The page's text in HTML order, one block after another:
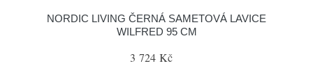
NORDIC LIVING ČERNÁ SAMETOVÁ LAVICE
WILFRED 95 CM
3 724 Kč